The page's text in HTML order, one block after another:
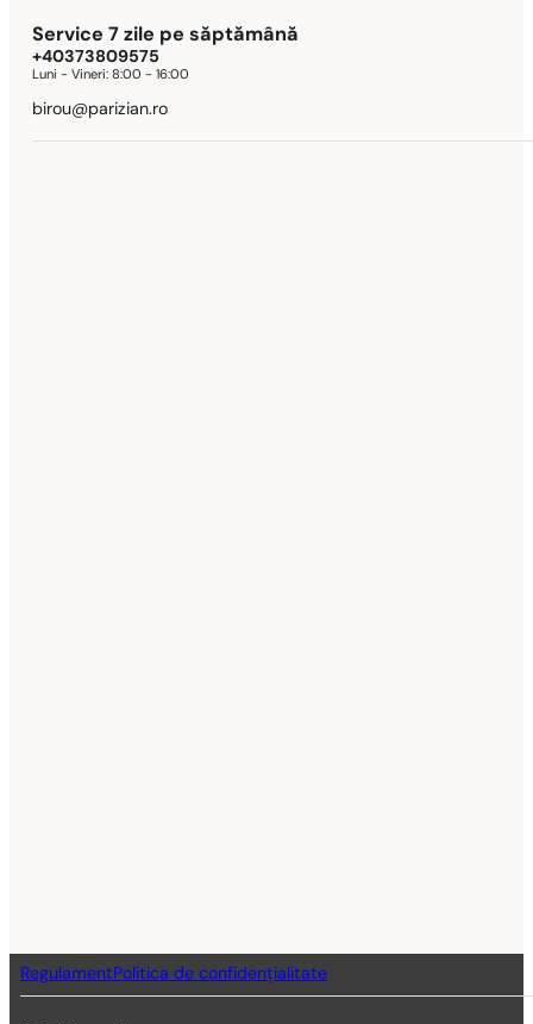
Service 7 zile pe săptămână
+40373809575
Luni - Vineri:8:00 - 16:00
birou@parizian.ro
RegulamentPolitica de confidențialitate